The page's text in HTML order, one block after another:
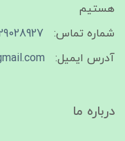
هستیم
شماره تماس:
آدرس ایمیل:
درباره ما